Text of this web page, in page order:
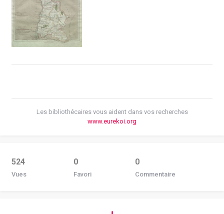
Les bibliothécaires vous aident dans vos recherches
www.eurekoi.org
524
Vues
0
Favori
0
Commentaire